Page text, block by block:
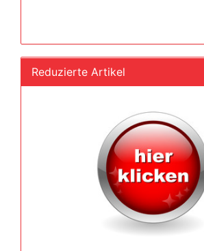
Reduzierte Artikel